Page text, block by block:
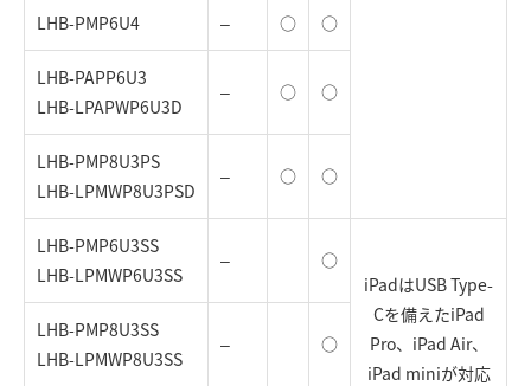
LHB-PMP6U4 – ○ ○
LHB-PAPP6U3
LHB-LPAPWP6U3D
– ○ ○
LHB-PMP8U3PS
LHB-LPMWP8U3PSD
– ○ ○
LHB-PMP6U3SS
LHB-LPMWP6U3SS
–
○
iPadはUSB Type-
Cを備えたiPad
Pro、iPad Air、
iPad miniが対応
LHB-PMP8U3SS
LHB-LPMWP8U3SS
– ○